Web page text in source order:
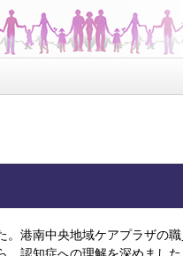
港南中央地域ケアプラザの